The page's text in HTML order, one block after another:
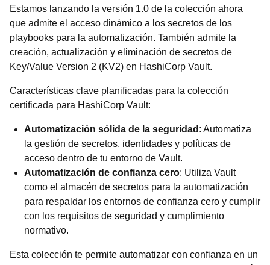
Estamos lanzando la versión 1.0 de la colección ahora
que admite el acceso dinámico a los secretos de los
playbooks para la automatización. También admite la
creación, actualización y eliminación de secretos de
Key/Value Version 2 (KV2) en HashiCorp Vault.
Características clave planificadas para la colección
certificada para HashiCorp Vault:
Automatización sólida de la seguridad : Automatiza
la gestión de secretos, identidades y políticas de
acceso dentro de tu entorno de Vault.
Automatización de confianza cero: Utiliza Vault
como el almacén de secretos para la automatización
para respaldar los entornos de confianza cero y cumplir
con los requisitos de seguridad y cumplimiento
normativo.
Esta colección te permite automatizar con confianza en un